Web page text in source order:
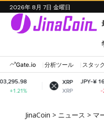
2026年 8月 7日 金曜日
Gate.io 分析ツール スタッ
XRP
XRP
JPY-¥ 165.37
-2.14%
JinaCoin > ニュース > マ